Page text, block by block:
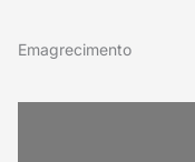
Emagrecimento